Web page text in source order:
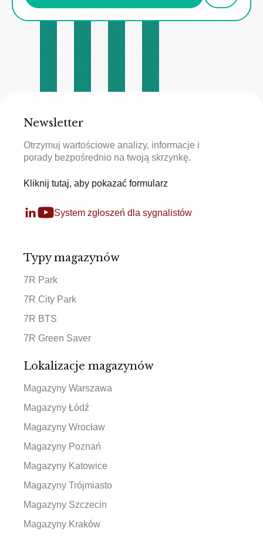
Newsletter
Otrzymuj wartościowe analizy, informacje i
porady bezpośrednio na twoją skrzynkę.
Kliknij tutaj, aby pokazać formularz
System zgłoszeń dla sygnalistów
Typy magazynów
7R Park
7R City Park
7R BTS
7R Green Saver
Lokalizacje magazynów
Magazyny Warszawa
Magazyny Łódź
Magazyny Wrocław
Magazyny Poznań
Magazyny Katowice
Magazyny Trójmiasto
Magazyny Szczecin
Magazyny Kraków